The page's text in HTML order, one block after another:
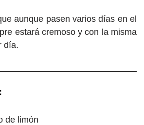
aunque pasen varios días en el
estará cremoso y con la misma
día.
de limón